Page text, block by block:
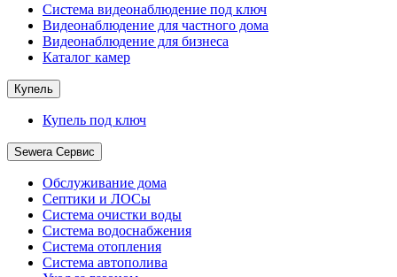
Система видеонаблюдение под ключ
Видеонаблюдение для частного дома
Видеонаблюдение для бизнеса
Каталог камер
Купель
Купель под ключ
Sewera Сервис
Обслуживание дома
Септики и ЛОСы
Система очистки воды
Система водоснабжения
Система отопления
Система автополива